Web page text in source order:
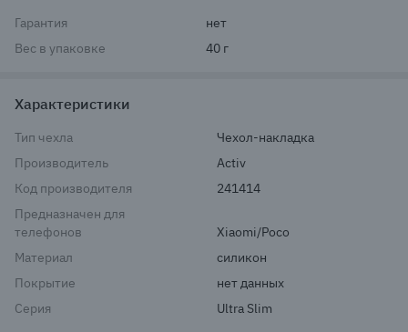
Гарантия
нет
Вес в упаковке
40 г
Характеристики
Тип чехла
Чехол-накладка
Производитель
Activ
Код производителя
241414
Предназначен для
телефонов
Xiaomi/Poco
Материал
силикон
Покрытие
нет данных
Серия
Ultra Slim